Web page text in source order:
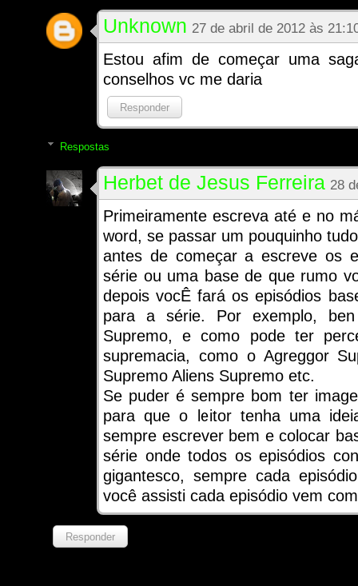
Unknown 27 de abril de 2012 às
Estou afim de começar uma
conselhos vc me daria
Responder
Respostas
Herbet de Jesus Ferreira 28
Primeiramente escreva até e no
word, se passar um pouquinho
antes de começar a escreve os
série ou uma base de que rumo
depois vocÊ fará os episódios
para a série. Por exemplo,
Supremo, e como pode ter
supremacia, como o Agreggor
Supremo Aliens Supremo etc.
Se puder é sempre bom ter
para que o leitor tenha uma
sempre escrever bem e colocar
série onde todos os episódios
gigantesco, sempre cada
você assisti cada episódio vem
Responder